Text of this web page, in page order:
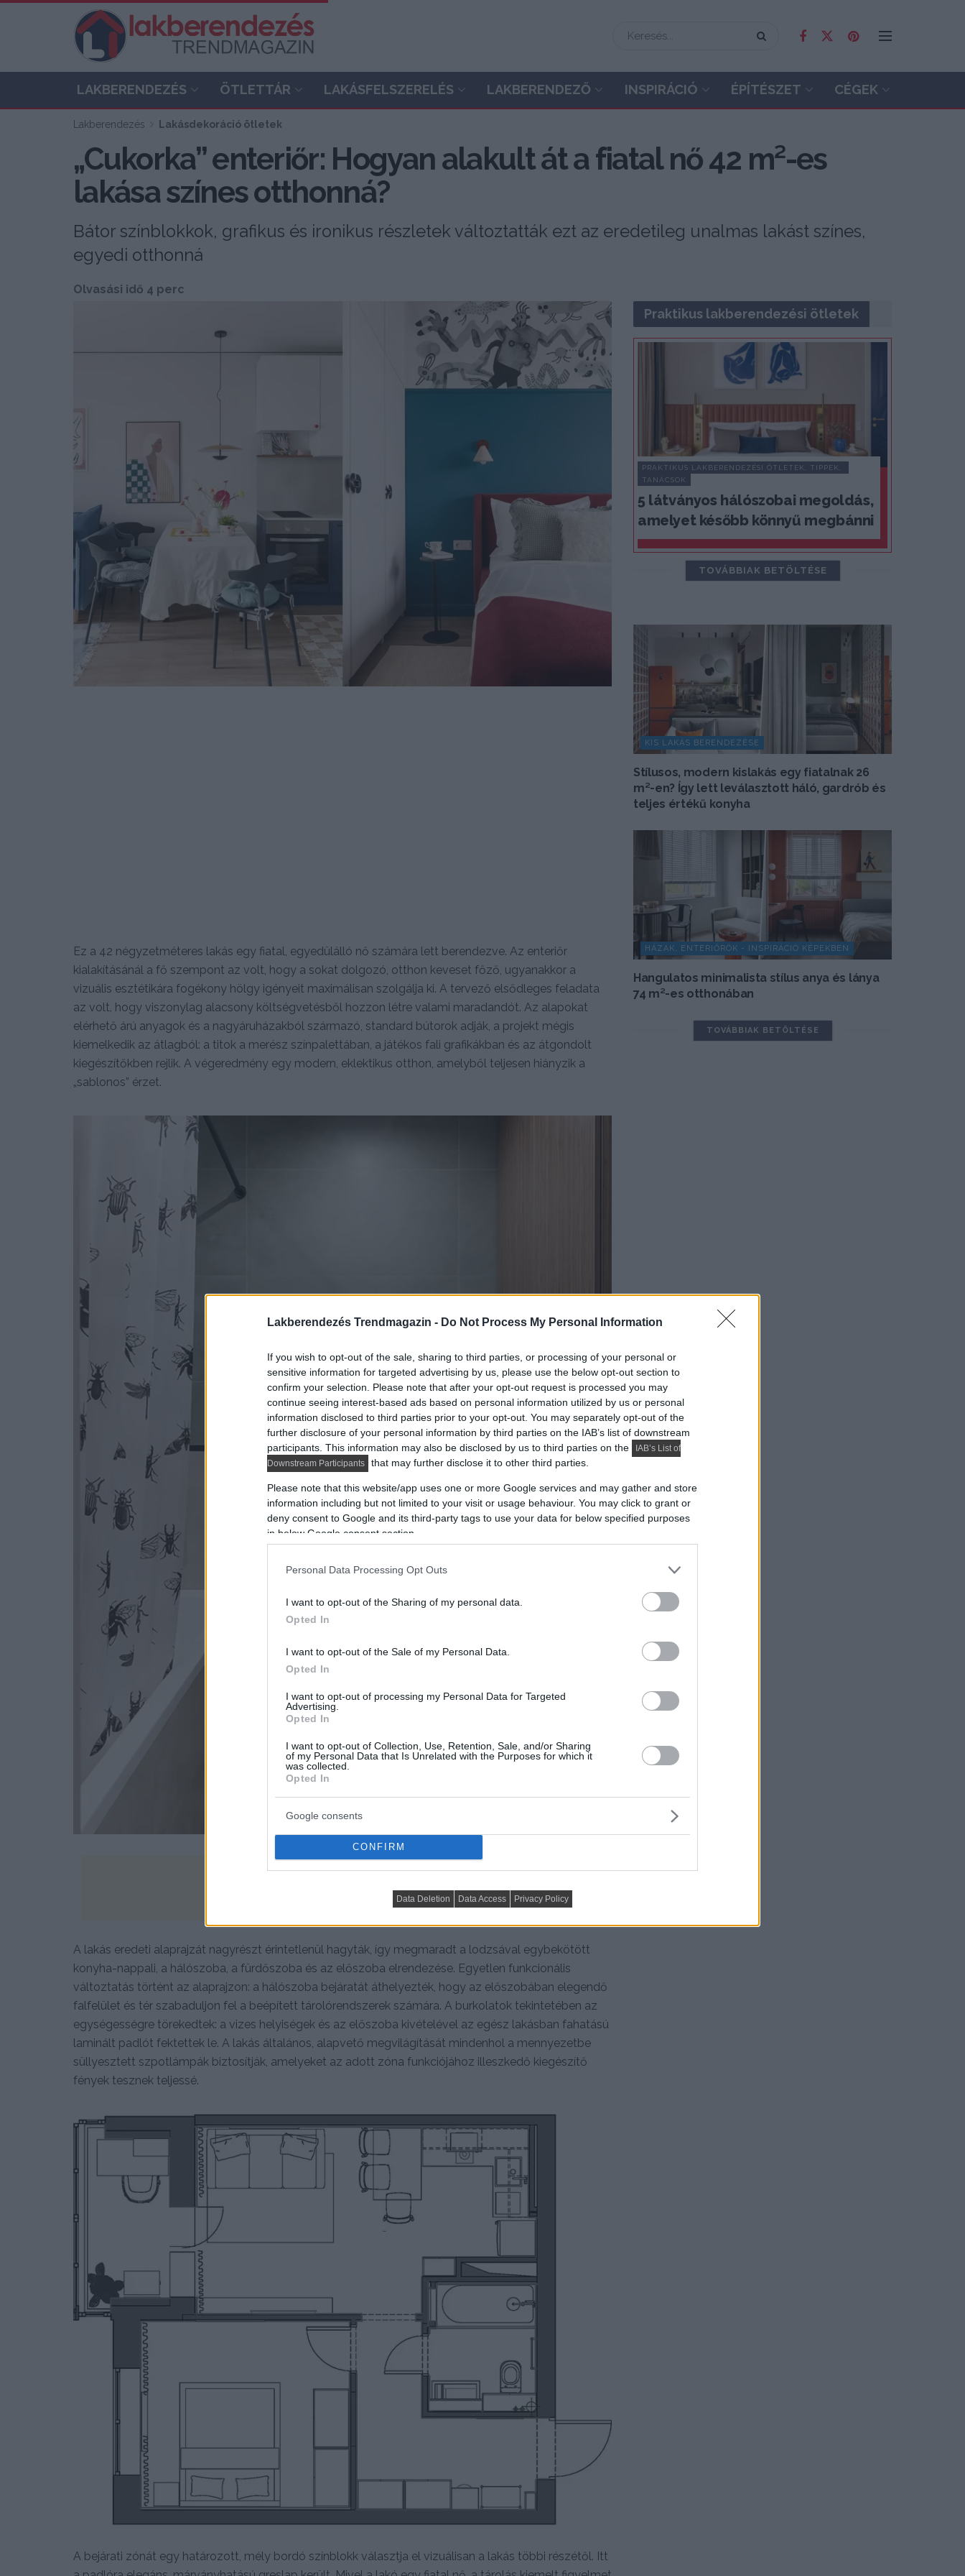
Lakberendezés Trendmagazin - Do Not Process My Personal Information
If you wish to opt-out of the sale, sharing to third parties, or processing of your personal or
sensitive information for targeted advertising by us, please use the below opt-out section to
confirm your selection. Please note that after your opt-out request is processed you may
continue seeing interest-based ads based on personal information utilized by us or personal
information disclosed to third parties prior to your opt-out. You may separately opt-out of the
further disclosure of your personal information by third parties on the IAB’s list of downstream
participants. This information may also be disclosed by us to third parties on the
IAB’s List of
Downstream Participants
that may further disclose it to other third parties.
Please note that this website/app uses one or more Google services and may gather and store
information including but not limited to your visit or usage behaviour. You may click to grant or
deny consent to Google and its third-party tags to use your data for below specified purposes
in below Google consent section.
Personal Data Processing Opt Outs
I want to opt-out of the Sharing of my personal data.
Opted In
I want to opt-out of the Sale of my Personal Data.
Opted In
I want to opt-out of processing my Personal Data for Targeted
Advertising.
Opted In
I want to opt-out of Collection, Use, Retention, Sale, and/or Sharing
of my Personal Data that Is Unrelated with the Purposes for which it
was collected.
Opted In
Google consents
CONFIRM
Data Deletion Data Access Privacy Policy
LAKBERENDEZÉS ÖTLETTÁR LAKÁSFELSZERELÉS LAKBERENDEZŐ INSPIRÁCIÓ ÉPÍTÉSZET CÉGEK
Lakberendezés Lakásdekoráció ötletek
„Cukorka” enteriőr: Hogyan alakult át a fiatal nő 42 m²-es
lakása színes otthonná?
Bátor színblokkok, grafikus és ironikus részletek változtatták ezt az eredetileg unalmas lakást színes,
egyedi otthonná
Olvasási idő 4 perc
Ez a 42 négyzetméteres lakás egy fiatal, egyedülálló nő számára lett berendezve. Az enteriőr
kialakításánál a fő szempont az volt, hogy a sokat dolgozó, otthon keveset főző, ugyanakkor a
vizuális esztétikára fogékony hölgy igényeit maximálisan szolgálja ki. A tervező elsődleges feladata
az volt, hogy viszonylag alacsony költségvetésből hozzon létre valami maradandót. Az alapokat
elérhető árú anyagok és a nagyáruházakból származó, standard bútorok adják, a projekt mégis
kiemelkedik az átlagból: a titok a merész színpalettában, a játékos fali grafikákban és az átgondolt
kiegészítőkben rejlik. A végeredmény egy modern, eklektikus otthon, amelyből teljesen hiányzik a
„sablonos” érzet.
A lakás eredeti alaprajzát nagyrészt érintetlenül hagyták, így megmaradt a lodzsával egybekötött
konyha-nappali, a hálószoba, a fürdőszoba és az előszoba elrendezése. Egyetlen funkcionális
változtatás történt az alaprajzon: a hálószoba bejáratát áthelyezték, hogy az előszobában elegendő
falfelület és tér szabaduljon fel a beépített tárolórendszerek számára. A burkolatok tekintetében az
egységességre törekedtek: a vizes helyiségek és az előszoba kivételével az egész lakásban fahatású
laminált padlót fektettek le. A lakás általános, alapvető megvilágítását mindenhol a mennyezetbe
süllyesztett szpotlámpák biztosítják, amelyeket az adott zóna funkciójához illeszkedő kiegészítő
fények tesznek teljessé.
A bejárati zónát egy határozott, mély bordó színblokk választja el vizuálisan a lakás többi részétől. Itt
Praktikus lakberendezési ötletek
PRAKTIKUS LAKBERENDEZÉSI ÖTLETEK, TIPPEK,
TANÁCSOK
5 látványos hálószobai megoldás,
amelyet később könnyű megbánni
TOVÁBBIAK BETÖLTÉSE
KIS LAKÁS BERENDEZÉSE
Stílusos, modern kislakás egy fiatalnak 26
m²-en? Így lett leválasztott háló, gardrób és
teljes értékű konyha
HÁZAK, ENTERIŐRÖK - INSPIRÁCIÓ KÉPEKBEN
Hangulatos minimalista stílus anya és lánya
74 m²-es otthonában
TOVÁBBIAK BETÖLTÉSE